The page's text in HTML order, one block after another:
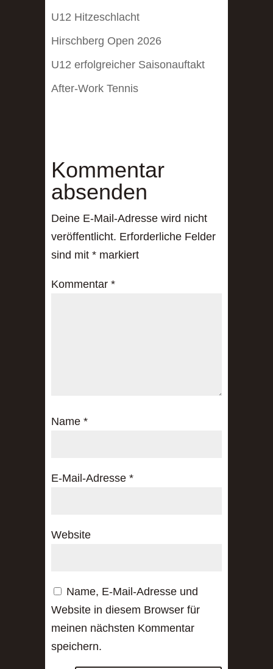
U12 Hitzeschlacht
Hirschberg Open 2026
U12 erfolgreicher Saisonauftakt
After-Work Tennis
Kommentar
absenden
Deine E-Mail-Adresse wird nicht
veröffentlicht. Erforderliche Felder
sind mit * markiert
Kommentar *
Name *
E-Mail-Adresse *
Website
Name, E-Mail-Adresse und
Website in diesem Browser für
meinen nächsten Kommentar
speichern.